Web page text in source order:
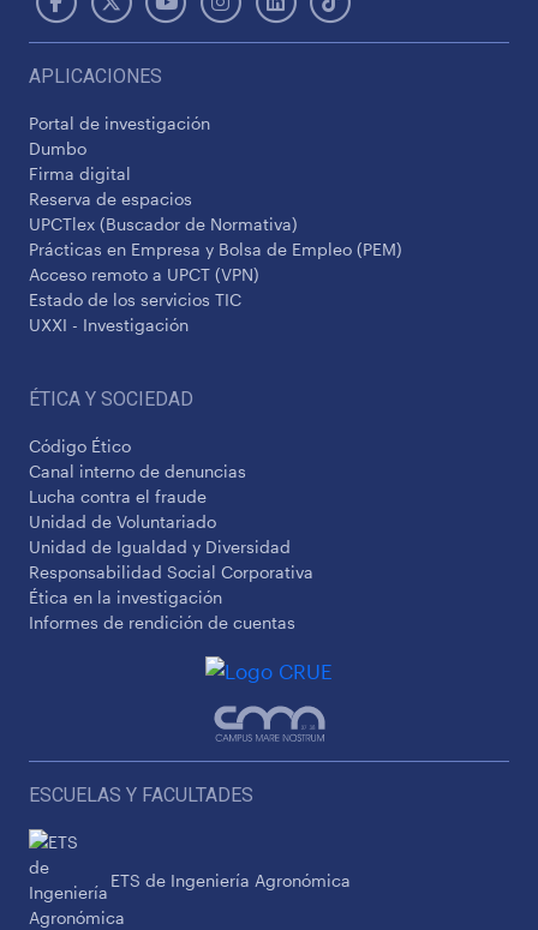
APLICACIONES
Portal de investigación
Dumbo
Firma digital
Reserva de espacios
UPCTlex (Buscador de Normativa)
Prácticas en Empresa y Bolsa de Empleo (PEM)
Acceso remoto a UPCT (VPN)
Estado de los servicios TIC
UXXI - Investigación
ÉTICA Y SOCIEDAD
Código Ético
Canal interno de denuncias
Lucha contra el fraude
Unidad de Voluntariado
Unidad de Igualdad y Diversidad
Responsabilidad Social Corporativa
Ética en la investigación
Informes de rendición de cuentas
ESCUELAS Y FACULTADES
ETS de Ingeniería Agronómica